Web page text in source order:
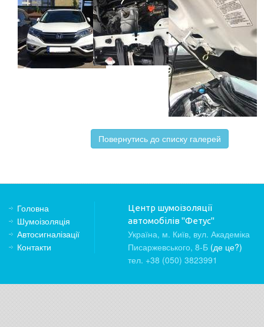
Повернутись до списку галерей
Головна
Шумоізоляція
Автосигналізації
Контакти
Центр шумоізоляції
автомобілів "Фетус"
Україна, м. Київ, вул. Академіка
Писаржевського, 8-Б (де це?)
тел. +38 (050) 3823991